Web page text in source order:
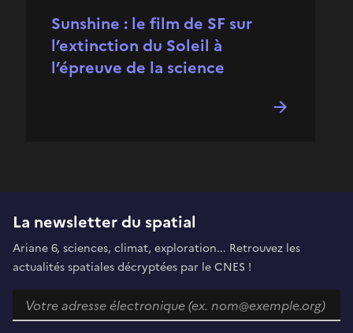
Sunshine : le film de SF sur
l’extinction du Soleil à
l’épreuve de la science
La newsletter du spatial
Ariane 6, sciences, climat, exploration... Retrouvez les
actualités spatiales décryptées par le CNES !